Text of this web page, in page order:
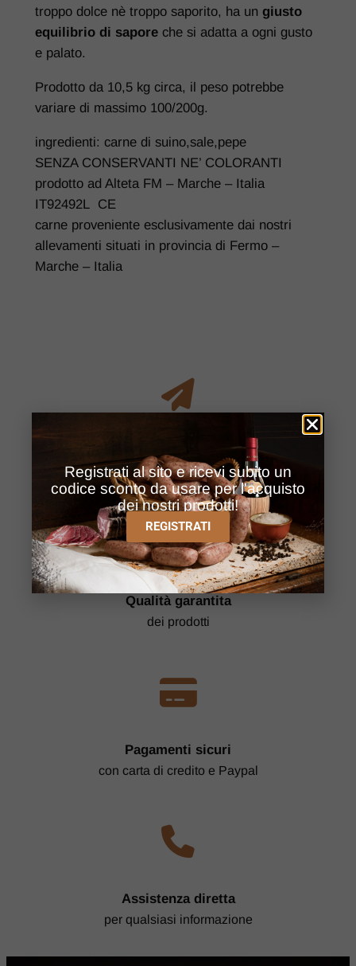
troppo dolce nè troppo saporito, ha un giusto
equilibrio di saporeche si adatta a ogni gusto
e palato.
Prodotto da 10,5 kg circa, il peso potrebbe
variare di massimo 100/200g.
ingredienti: carne di suino,sale,pepe
SENZA CONSERVANTI NE’ COLORANTI
prodotto ad Alteta FM – Marche – Italia
IT92492L CE
carne proveniente esclusivamente dai nostri
allevamenti situati in provincia di Fermo –
Marche – Italia
​Consegna rapida
in Italia e Europa
​Qualità garantita
dei prodotti
​Pagamenti sicuri
con carta di credito e Paypal
​Assistenza diretta
per qualsiasi informazione
Registrati al sito e ricevi subito un
codice sconto da usare per l'acquisto
dei nostri prodotti!
REGISTRATI